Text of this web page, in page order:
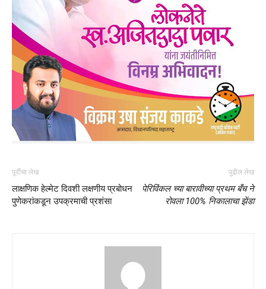
पूर्वीचा लेख
लाक्षणिक हेल्मेट दिवशी लक्षणीय प्रबोधन
पुणेकरांकडून उपक्रमाची प्रशंसा
पुढील लेख
पेरिविंकल च्या बारावीच्या प्रथम बँच ने
रोवला 100% निकालाचा झेंडा